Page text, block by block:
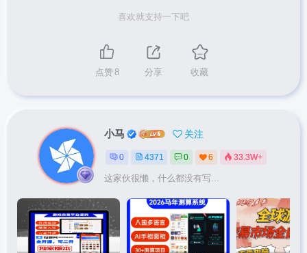
喜欢就支持一下吧
点赞8 分享 收藏
小马 关注
0 4371 0 6 33.3W+
这家伙很懒，什么都没有写...